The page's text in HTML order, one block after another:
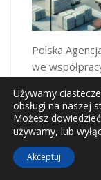
Polska
we
„The
Poland
zagranicznych
oraz…
Używamy
obsługi na naszej
Możesz
używamy, lub
Akceptuj